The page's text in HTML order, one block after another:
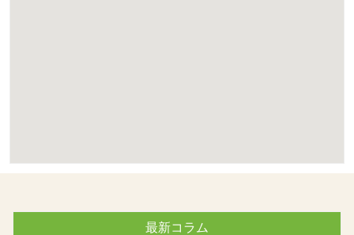
最新コラム